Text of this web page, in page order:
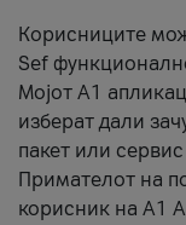
Корисниците
Sef
Мојот А1
изберат дали
пакет или
Примателот на
корисник на А1